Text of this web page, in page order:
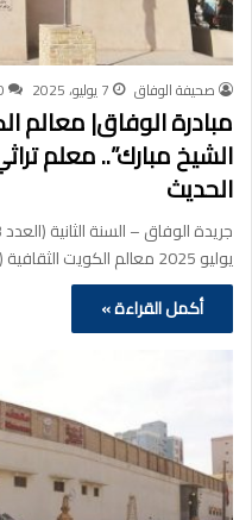
صحيفة الوفاق 7 يوليو، 2025
الشيخ مبارك”.. معلم
الحديث
يوليو 2025 معالم الكويت الثقافية (17)…
أكمل القراءة »